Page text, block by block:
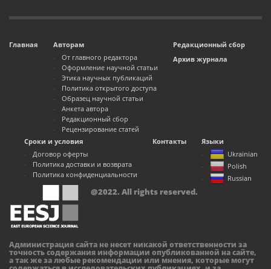
Главная
Авторам
От главного редактора
Оформление научной статьи
Этика научных публикаций
Политика открытого доступа
Образец научной статьи
Анкета автора
Редакционный сбор
Рецензирование статей
Редакционный сбор
Архив журнала
Сроки и условия
Договор оферты
Политика доставки и возврата
Политика конфиденциальности
Контакты
Языки
Ukrainian
Polish
Russian
@2022. All rights reserved.
Администрация сайта не несет никакой ответственности за
точность содержания информации опубликованной на сайте,
а так же за любые рекомендации или мнения, которые могут